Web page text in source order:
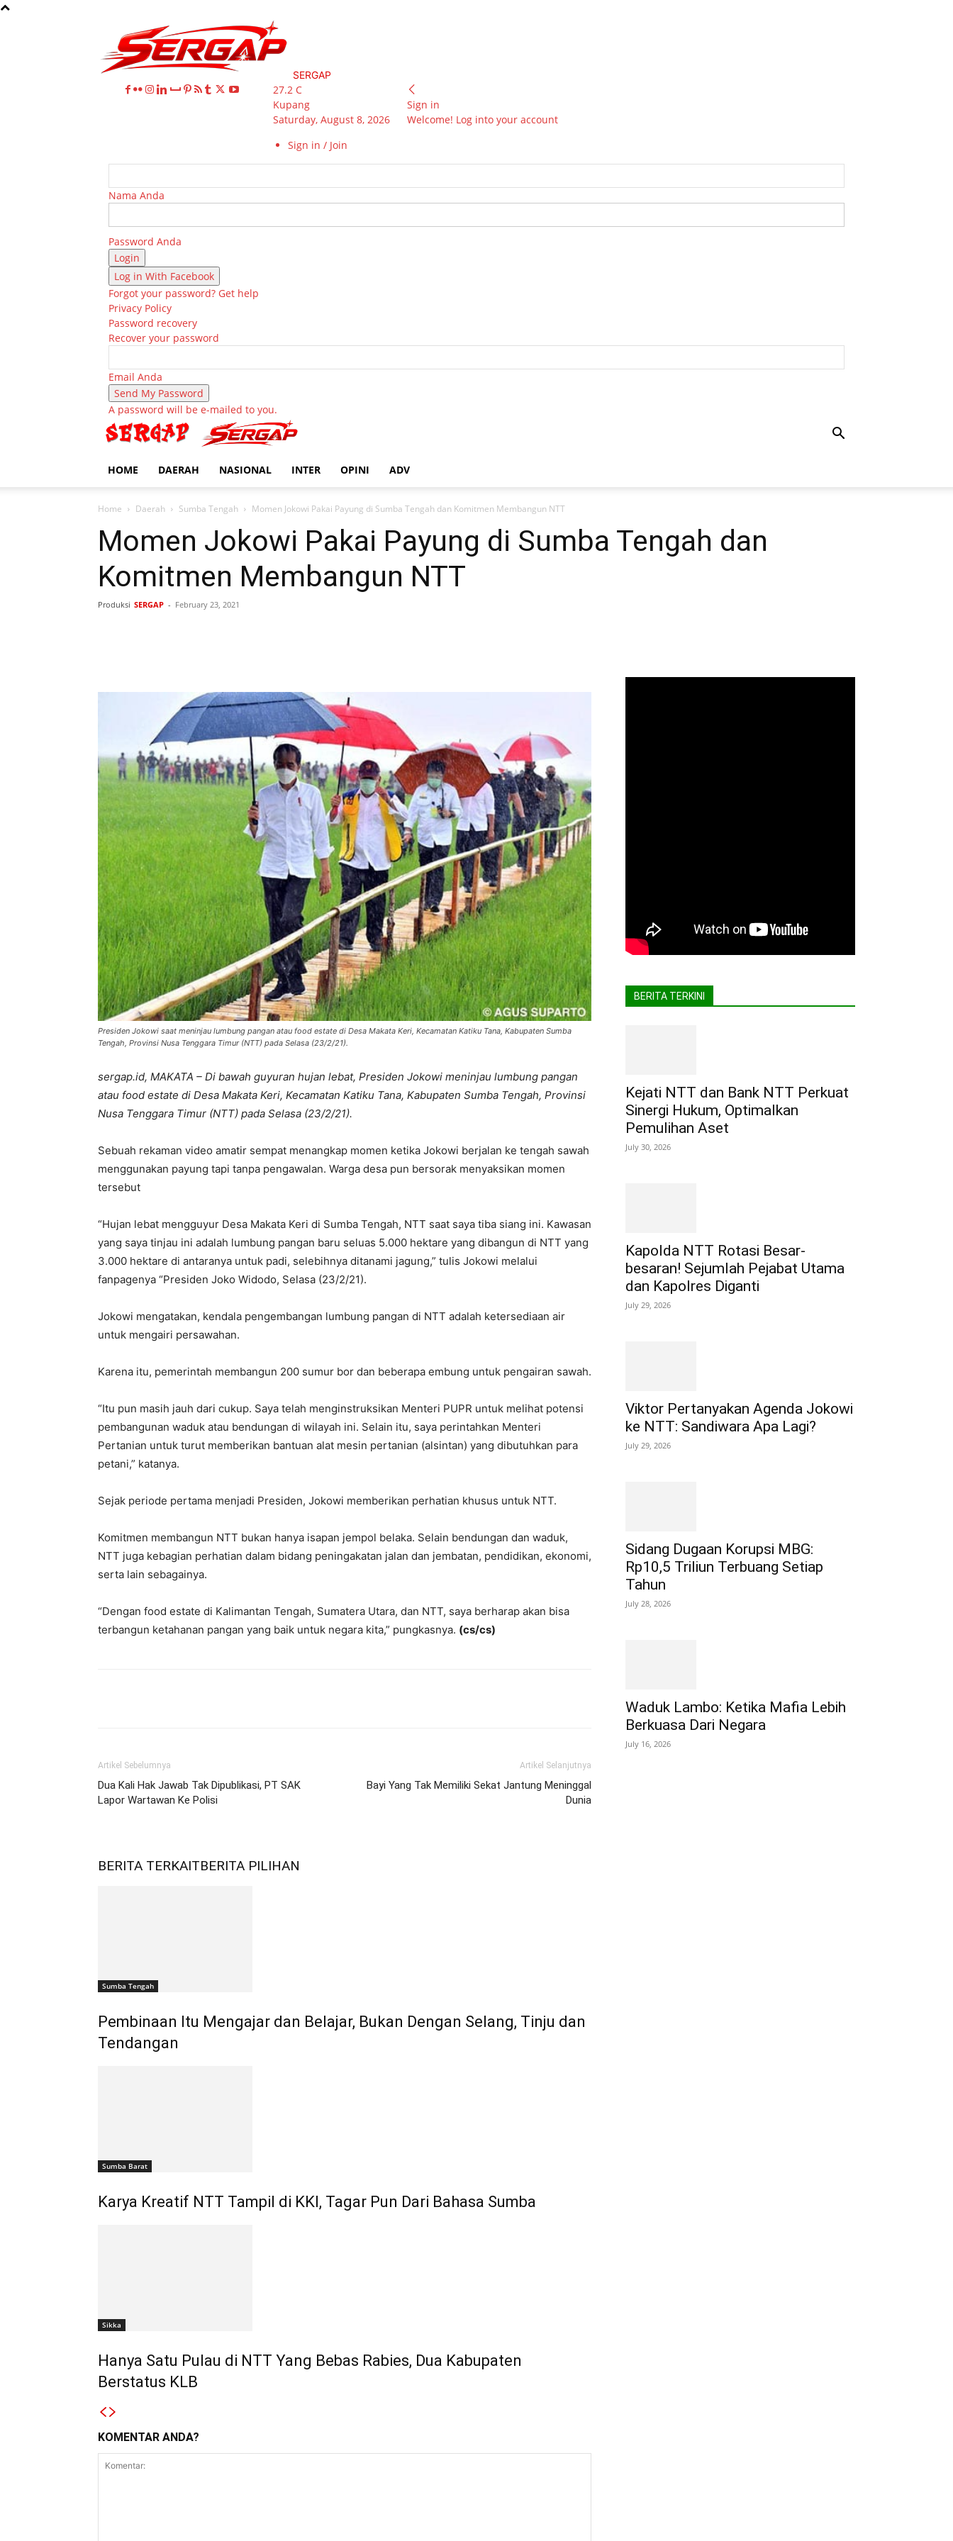
SERGAP
27.2 C
Kupang
Saturday, August 8, 2026
Sign in / Join
Sign in
Welcome! Log into your account
Nama Anda
Password Anda
Log in With Facebook
Forgot your password? Get help
Privacy Policy
Password recovery
Recover your password
Email Anda
A password will be e-mailed to you.
HOME DAERAH NASIONAL INTER OPINI ADV
Home Daerah Sumba Tengah Momen Jokowi Pakai Payung di Sumba Tengah dan Komitmen Membangun NTT
Momen Jokowi Pakai Payung di Sumba Tengah dan
Komitmen Membangun NTT
Produksi SERGAP - February 23, 2021
Presiden Jokowi saat meninjau lumbung pangan atau food estate di Desa Makata Keri, Kecamatan Katiku Tana, Kabupaten Sumba
Tengah, Provinsi Nusa Tenggara Timur (NTT) pada Selasa (23/2/21).
sergap.id, MAKATA – Di bawah guyuran hujan lebat, Presiden Jokowi meninjau lumbung pangan
atau food estate di Desa Makata Keri, Kecamatan Katiku Tana, Kabupaten Sumba Tengah, Provinsi
Nusa Tenggara Timur (NTT) pada Selasa (23/2/21).
Sebuah rekaman video amatir sempat menangkap momen ketika Jokowi berjalan ke tengah sawah
menggunakan payung tapi tanpa pengawalan. Warga desa pun bersorak menyaksikan momen
tersebut
“Hujan lebat mengguyur Desa Makata Keri di Sumba Tengah, NTT saat saya tiba siang ini. Kawasan
yang saya tinjau ini adalah lumbung pangan baru seluas 5.000 hektare yang dibangun di NTT yang
3.000 hektare di antaranya untuk padi, selebihnya ditanami jagung,” tulis Jokowi melalui
fanpagenya “Presiden Joko Widodo, Selasa (23/2/21).
Jokowi mengatakan, kendala pengembangan lumbung pangan di NTT adalah ketersediaan air
untuk mengairi persawahan.
Karena itu, pemerintah membangun 200 sumur bor dan beberapa embung untuk pengairan sawah.
“Itu pun masih jauh dari cukup. Saya telah menginstruksikan Menteri PUPR untuk melihat potensi
pembangunan waduk atau bendungan di wilayah ini. Selain itu, saya perintahkan Menteri
Pertanian untuk turut memberikan bantuan alat mesin pertanian (alsintan) yang dibutuhkan para
petani,” katanya.
Sejak periode pertama menjadi Presiden, Jokowi memberikan perhatian khusus untuk NTT.
Komitmen membangun NTT bukan hanya isapan jempol belaka. Selain bendungan dan waduk,
NTT juga kebagian perhatian dalam bidang peningakatan jalan dan jembatan, pendidikan, ekonomi,
serta lain sebagainya.
“Dengan food estate di Kalimantan Tengah, Sumatera Utara, dan NTT, saya berharap akan bisa
terbangun ketahanan pangan yang baik untuk negara kita,” pungkasnya. (cs/cs)
Artikel Sebelumnya
Dua Kali Hak Jawab Tak Dipublikasi, PT SAK
Lapor Wartawan Ke Polisi
Artikel Selanjutnya
Bayi Yang Tak Memiliki Sekat Jantung Meninggal
Dunia
BERITA TERKAITBERITA PILIHAN
Sumba Tengah
Pembinaan Itu Mengajar dan Belajar, Bukan Dengan Selang, Tinju dan
Tendangan
Sumba Barat
Karya Kreatif NTT Tampil di KKI, Tagar Pun Dari Bahasa Sumba
Sikka
Hanya Satu Pulau di NTT Yang Bebas Rabies, Dua Kabupaten
Berstatus KLB
KOMENTAR ANDA?
BERITA TERKINI
Kejati NTT dan Bank NTT Perkuat
Sinergi Hukum, Optimalkan
Pemulihan Aset
July 30, 2026
Kapolda NTT Rotasi Besar-
besaran! Sejumlah Pejabat Utama
dan Kapolres Diganti
July 29, 2026
Viktor Pertanyakan Agenda Jokowi
ke NTT: Sandiwara Apa Lagi?
July 29, 2026
Sidang Dugaan Korupsi MBG:
Rp10,5 Triliun Terbuang Setiap
Tahun
July 28, 2026
Waduk Lambo: Ketika Mafia Lebih
Berkuasa Dari Negara
July 16, 2026